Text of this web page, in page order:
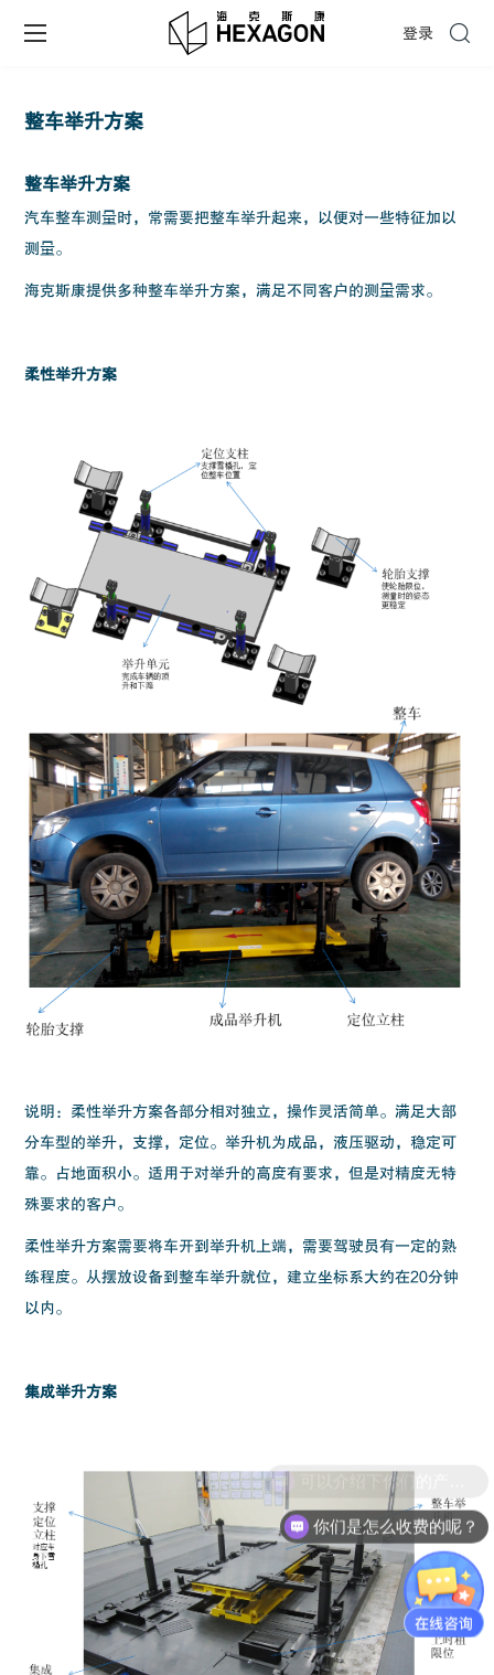
登录
整车举升方案
整车举升方案
汽车整车测量时，常需要把整车举升起来，以便对一些特征加以
测量。
海克斯康提供多种整车举升方案，满足不同客户的测量需求。
柔性举升方案
说明：柔性举升方案各部分相对独立，操作灵活简单。满足大部
分车型的举升，支撑，定位。举升机为成品，液压驱动，稳定可
靠。占地面积小。适用于对举升的高度有要求，但是对精度无特
殊要求的客户。
柔性举升方案需要将车开到举升机上端，需要驾驶员有一定的熟
练程度。从摆放设备到整车举升就位，建立坐标系大约在20分钟
以内。
集成举升方案
你们是怎么收费的呢？